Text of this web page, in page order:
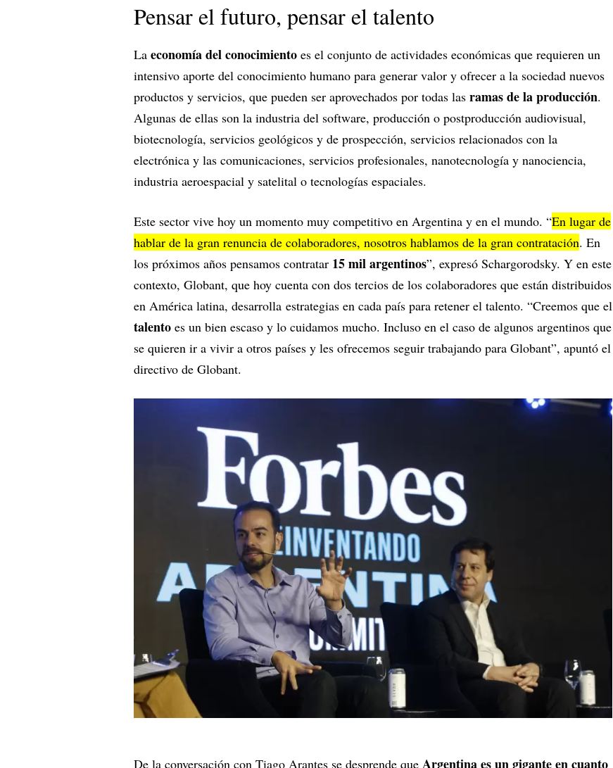
Pensar el futuro, pensar el talento
La economía del conocimiento es el conjunto de actividades económicas que requieren un
intensivo aporte del conocimiento humano para generar valor y ofrecer a la sociedad nuevos
productos y servicios, que pueden ser aprovechados por todas las ramas de la producción.
Algunas de ellas son la industria del software, producción o postproducción audiovisual,
biotecnología, servicios geológicos y de prospección, servicios relacionados con la
electrónica y las comunicaciones, servicios profesionales, nanotecnología y nanociencia,
industria aeroespacial y satelital o tecnologías espaciales.
Este sector vive hoy un momento muy competitivo en Argentina y en el mundo. “En lugar de
hablar de la gran renuncia de colaboradores, nosotros hablamos de la gran contratación. En
los próximos años pensamos contratar 15 mil argentinos”, expresó Schargorodsky. Y en este
contexto, Globant, que hoy cuenta con dos tercios de los colaboradores que están distribuidos
en América latina, desarrolla estrategias en cada país para retener el talento. “Creemos que el
talento es un bien escaso y lo cuidamos mucho. Incluso en el caso de algunos argentinos que
se quieren ir a vivir a otros países y les ofrecemos seguir trabajando para Globant”, apuntó el
directivo de Globant.
De la conversación con Tiago Arantes se desprende que Argentina es un gigante en cuanto